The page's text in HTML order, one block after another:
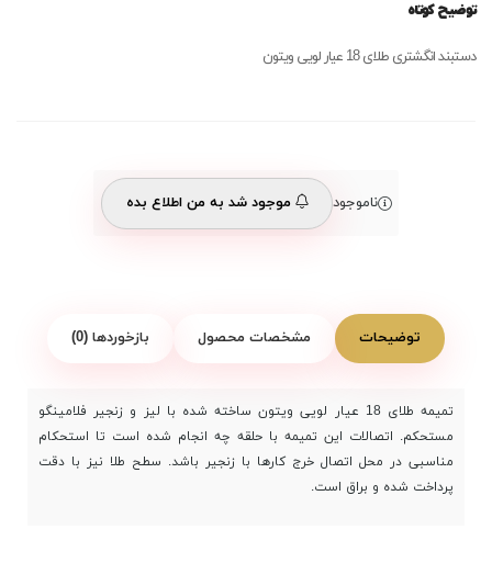
توضیح کوتاه
دستبند انگشتری طلای 18 عیار لویی ویتون
ناموجود موجود شد به من اطلاع بده
توضیحات مشخصات محصول بازخوردها (0)
تمیمه طلای 18 عیار لویی ویتون ساخته شده با لیز و زنجیر فلامینگو
مستحکم. اتصالات این تمیمه با حلقه چه انجام شده است تا استحکام
مناسبی در محل اتصال خرج کارها با زنجیر باشد. سطح طلا نیز با دقت
پرداخت شده و براق است.